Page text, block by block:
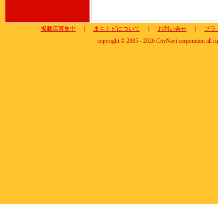
掲載店募集中 まちナビについて お問い合せ｜
プラ
copyright © 2005 - 2026 CityNavi corporation all